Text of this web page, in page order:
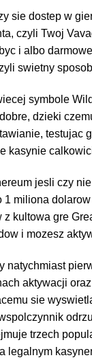
sie dostep w
czyli Twoj
i albo
swietny
symbole
dzieki
testujac
kasynie
jesli czy
miliona
kultowa gre
i mozesz
natychmiast
aktywacji
sie
trzech
legalnym